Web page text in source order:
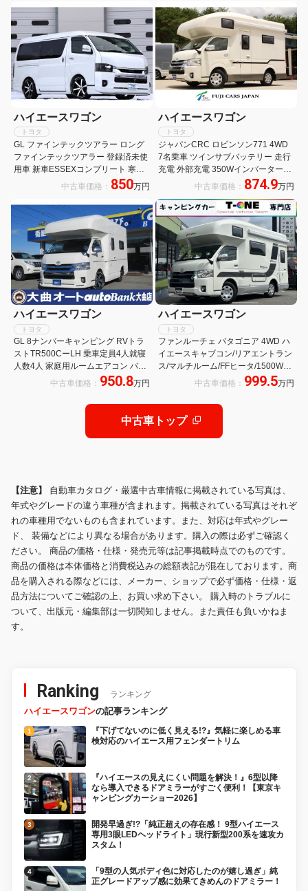
リーン・マルチルーム・フルセグナ
ビ・デジタルミラー
ETC 常時モニター サイドオーニング
地デジチューナー
ハイエースワゴン
トヨタ
GL ファインテックツアラー ロング
ファインテックツアラー 登録済未使
用車 新車ESSEXコンプリート 寒冷
地仕様 パノラミックビュー 両側パワ
スラ パワーバックドア 運助イージー
クローズ ESSEXエアロ 玄武ローダ
ウン
中古車価格： 850万円
ハイエースワゴン
トヨタ
ジャパンCRC ロビンソン771 4WD
7名乗車 ツインサブバッテリー 走行
充電 外部充電 350Wインバーター
FFヒーター 冷蔵庫 TV マックスファ
ン サイドオーニング メモリーナビ
バックカメラ キャンピングカー
中古車価格： 874.9万円
ハイエースワゴン
トヨタ
GL 8ナンバーキャンピング RVトラ
ストTR500CーLH 乗車定員4人就寝
人数4人 家庭用ルームエアコン バン
クベッド ソファー ベッド テーブル
中古車価格： 950.8万円
ハイエースワゴン
トヨタ
ファンルーチェ パタゴニア 4WD ハ
イエースキャブコン/リアエントラン
ス/マルチルーム/FFヒータ/1500Wイ
ンバータ/ツインサブBT/MAXFAN/サ
ショックアブソーバー・スタビライ
ザー
中古車価格： 999.5万円
中古車トップ
【注意】 自動車カタログ・厳選中古車情報に掲載されている写真は、
年式やグレードの違う車種が含まれます。掲載されている写真はそれぞ
れの車種用でないものも含まれています。また、対応は年式やグレー
ド、 装備などにより異なる場合があります。購入の際は必ずご確認く
ださい。 商品の価格・仕様・発売元等は記事掲載時点でのものです。
商品の価格は本体価格と消費税込みの総額表記が混在しております。商
品を購入される際などには、メーカー、ショップで必ず価格・仕様・返
品方法についてご確認の上、お買い求め下さい。 購入時のトラブルに
ついて、出版元・編集部は一切関知しません。また責任も負いかねま
す。
Ranking ランキング
ハイエースワゴンの記事ランキング
『下げてないのに低く見える!?』気軽に楽しめる車
検対応のハイエース用フェンダートリム
『ハイエースの見えにくい問題を解決！』6型以降
なら導入できるドアミラーがすごく便利！【東京キ
ャンピングカーショー2026】
開発早過ぎ!?「純正超えの存在感！ 9型ハイエース
専用3眼LEDヘッドライト」現行新型200系を速攻カ
スタム！
「9型の人気ボディ色に対応したのが嬉し過ぎ」純
正グレードアップ感に効果てきめんのドアミラー！